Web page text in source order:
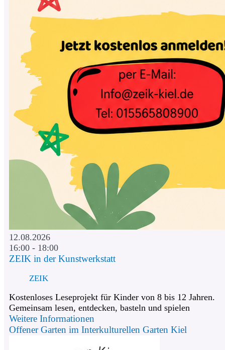
12.08.2026
16:00 - 18:00
ZEIK in der Kunstwerkstatt
ZEIK
Kostenloses Leseprojekt für Kinder von 8 bis 12 Jahren.
Gemeinsam lesen, entdecken, basteln und spielen
Weitere Informationen
Offener Garten im Interkulturellen Garten Kiel